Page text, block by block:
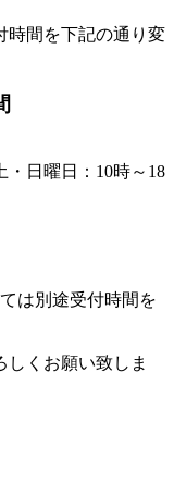
時間を下記の通り変
日曜日：10時～18
は別途受付時間を
しくお願い致しま